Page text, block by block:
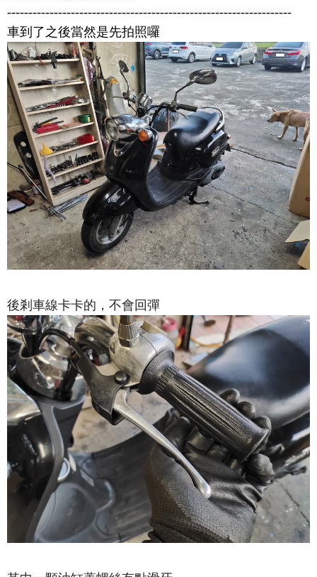
-------------------------------------------------------------------
車到了之後當然是先拍照囉
後剎車線卡卡的，不會回彈